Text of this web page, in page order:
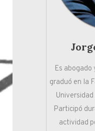
Es
graduó en la
Participó
actividad